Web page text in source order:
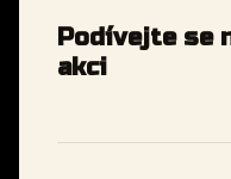
Podívejte se
akci